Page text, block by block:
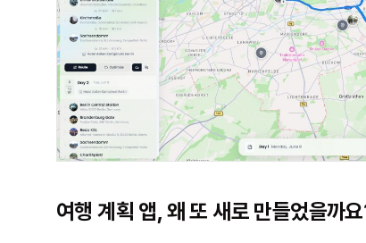
여행 계획 앱, 왜 또 새로 만들었을까